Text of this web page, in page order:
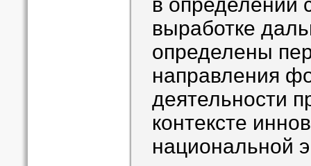
выработке
определены
направления
деятельности
контексте
национальной